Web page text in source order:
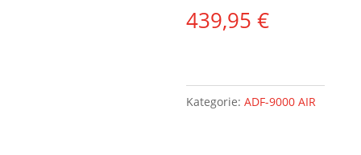
439,95€
Kategorie:ADF-9000 AIR